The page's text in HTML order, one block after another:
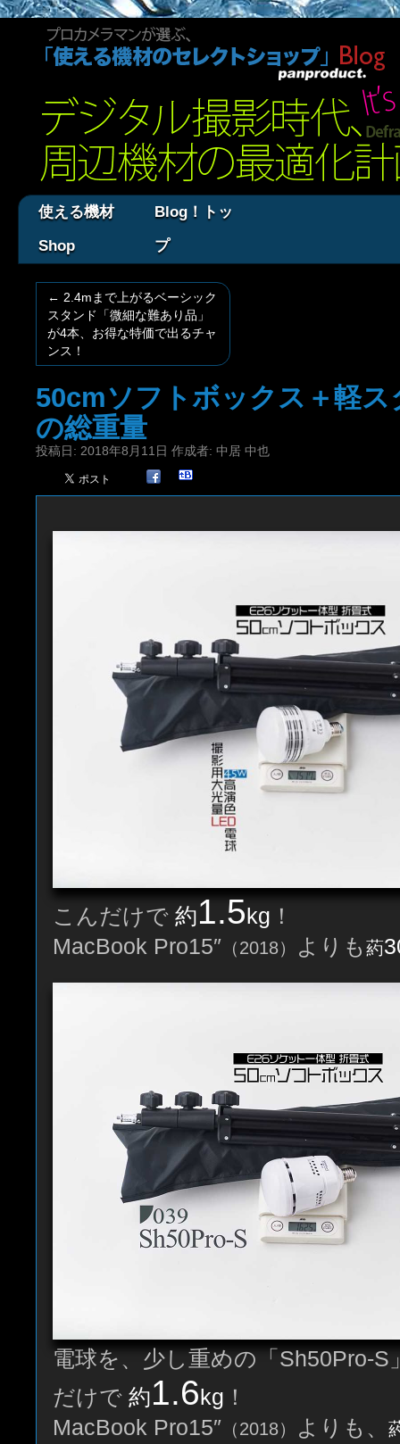
使える機材
Shop
Blog！トッ
プ
← 2.4mまで上がるベーシック
スタンド「微細な難あり品」
が4本、お得な特価で出るチャ
ンス！
50cmソフトボックス＋軽ス
の総重量
投稿日: 2018年8月11日 作成者: 中居 中也
こんだけで 約1.5kg ！
MacBook Pro15″ （2018） よりも 葯
電球を、少し重めの「Sh50Pro-S
だけで 約1.6kg ！
MacBook Pro15″ （2018） よりも、